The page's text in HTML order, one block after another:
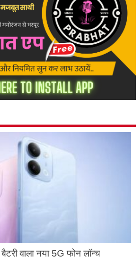
वाला नया 5G फोन लॉन्च